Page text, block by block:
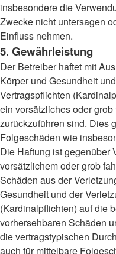
insbesondere die
Zwecke nicht untersagen
Einfluss nehmen.
5. Gewährleistung
Der Betreiber haftet mit
Körper und Gesundheit
Vertragspflichten
ein vorsätzliches oder
zurückzuführen sind. Dies
Folgeschäden wie
Die Haftung ist gegenüber
vorsätzlichem oder grob
Schäden aus der
Gesundheit und der
(Kardinalpflichten) auf die
vorhersehbaren Schäden
die vertragstypischen
auch für mittelbare